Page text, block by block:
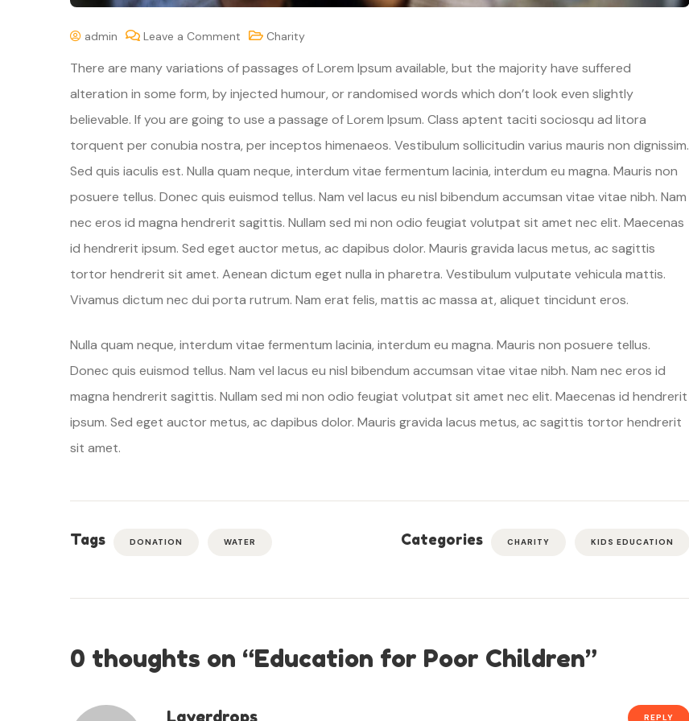
admin Leave a Comment Charity
There are many variations of passages of Lorem Ipsum available, but the majority have suffered
alteration in some form, by injected humour, or randomised words which don’t look even slightly
believable. If you are going to use a passage of Lorem Ipsum. Class aptent taciti sociosqu ad litora
torquent per conubia nostra, per inceptos himenaeos. Vestibulum sollicitudin varius mauris non dignissim.
Sed quis iaculis est. Nulla quam neque, interdum vitae fermentum lacinia, interdum eu magna. Mauris non
posuere tellus. Donec quis euismod tellus. Nam vel lacus eu nisl bibendum accumsan vitae vitae nibh. Nam
nec eros id magna hendrerit sagittis. Nullam sed mi non odio feugiat volutpat sit amet nec elit. Maecenas
id hendrerit ipsum. Sed eget auctor metus, ac dapibus dolor. Mauris gravida lacus metus, ac sagittis
tortor hendrerit sit amet. Aenean dictum eget nulla in pharetra. Vestibulum vulputate vehicula mattis.
Vivamus dictum nec dui porta rutrum. Nam erat felis, mattis ac massa at, aliquet tincidunt eros.
Nulla quam neque, interdum vitae fermentum lacinia, interdum eu magna. Mauris non posuere tellus.
Donec quis euismod tellus. Nam vel lacus eu nisl bibendum accumsan vitae vitae nibh. Nam nec eros id
magna hendrerit sagittis. Nullam sed mi non odio feugiat volutpat sit amet nec elit. Maecenas id hendrerit
ipsum. Sed eget auctor metus, ac dapibus dolor. Mauris gravida lacus metus, ac sagittis tortor hendrerit
sit amet.
Tags DONATION WATER Categories CHARITY KIDS EDUCATION
0 thoughts on “Education for Poor Children”
Layerdrops REPLY